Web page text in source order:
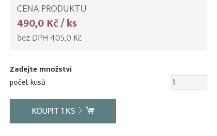
CENA PRODUKTU
490,0 Kč / ks
bez DPH 405,0 Kč
Zadejte množství
počet kusů
KOUPIT1 KS